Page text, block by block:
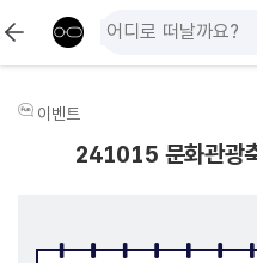
이벤트
241015 문화관광